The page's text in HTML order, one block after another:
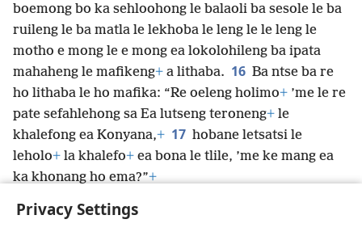
Privacy Settings
boemong bo ka sehloohong le balaoli ba sesole le ba
ruileng le ba matla le lekhoba le leng le le leng le
motho e mong le e mong ea lokolohileng ba ipata
mahaheng le mafikeng+ a lithaba. 16 Ba ntse ba re
ho lithaba le ho mafika: “Re oeleng holimo+ ’me le re
pate sefahlehong sa Ea lutseng teroneng+ le
khalefong ea Konyana,+ 17 hobane letsatsi le
leholo+ la khalefo+ ea bona le tlile, ’me ke mang ea
ka khonang ho ema?”+